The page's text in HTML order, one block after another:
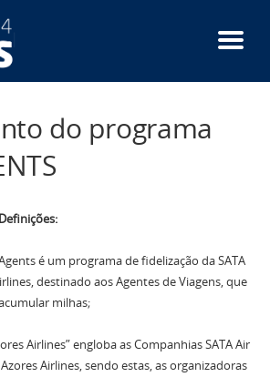
do programa
é um programa de fidelização da SATA
destinado aos Agentes de Viagens, que
milhas;
Airlines” engloba as Companhias SATA Air
Airlines, sendo estas, as organizadoras